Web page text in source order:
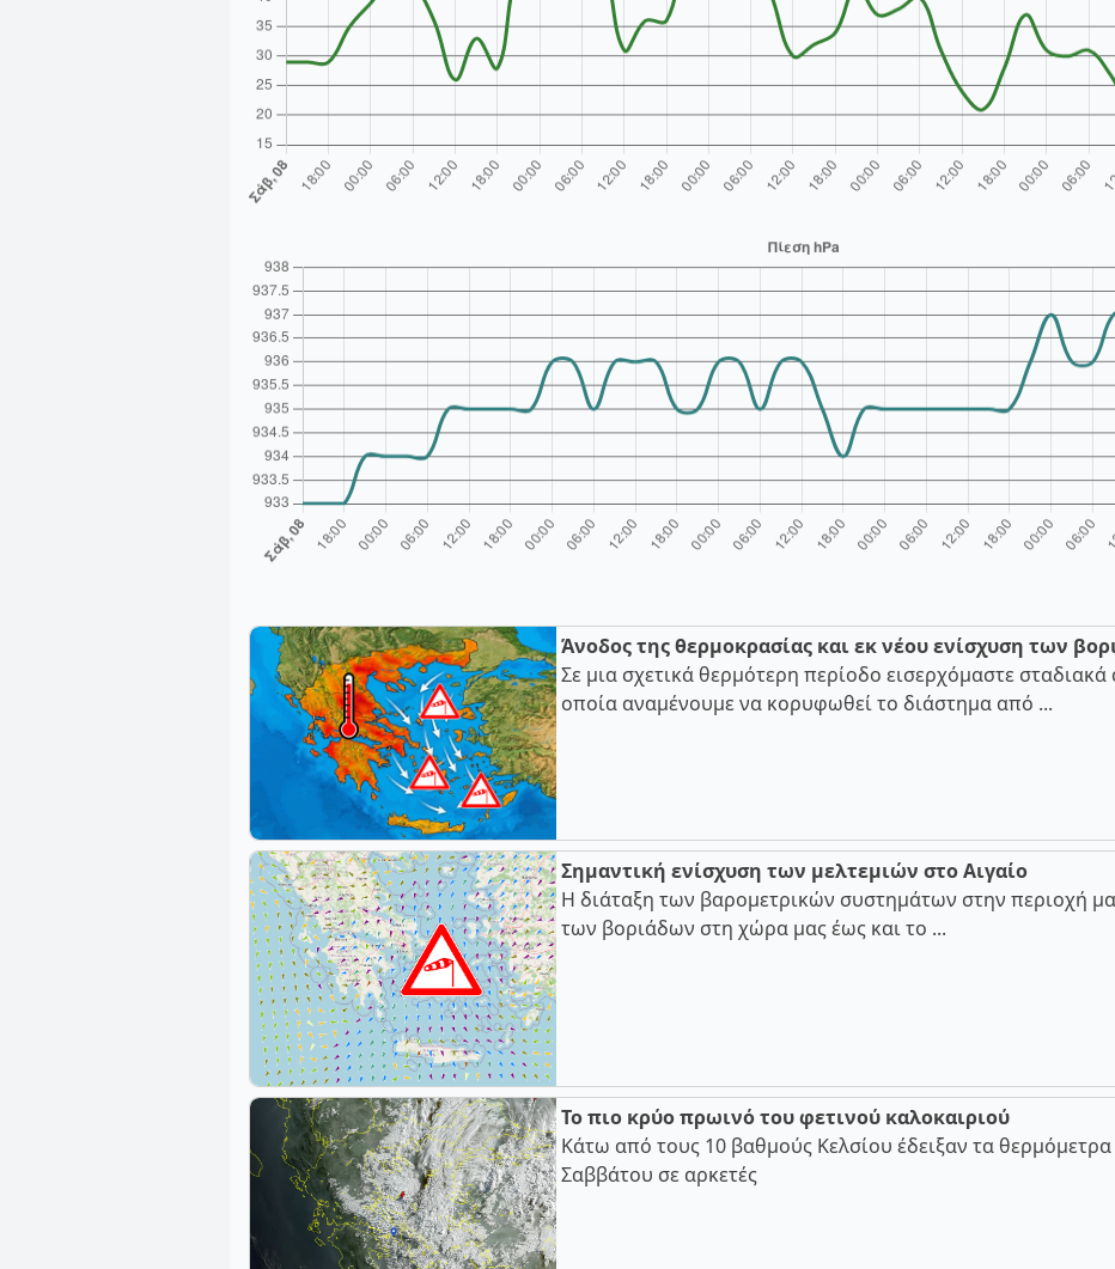
Άνοδος της θερμοκρασίας και εκ νέου ενίσχυση των
Σε μια σχετικά θερμότερη περίοδο εισερχόμαστε
οποία αναμένουμε να κορυφωθεί το διάστημα από ...
Σημαντική ενίσχυση των μελτεμιών στο Αιγαίο
Η διάταξη των βαρομετρικών συστημάτων στην περιοχή
των βοριάδων στη χώρα μας έως και το ...
Το πιο κρύο πρωινό του φετινού καλοκαιριού
Κάτω από τους 10 βαθμούς Κελσίου έδειξαν τα
Σαββάτου σε αρκετές